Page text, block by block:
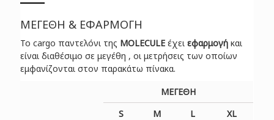
ΜΕΓΕΘΗ & ΕΦΑΡΜΟΓΗ
Το cargo παντελόνι της MOLECULE έχειεφαρμογή και
είναι διαθέσιμο σε μεγέθη , οι μετρήσεις των οποίων
εμφανίζονται στον παρακάτω πίνακα.
ΜΕΓΕΘΗ
S
M L XL